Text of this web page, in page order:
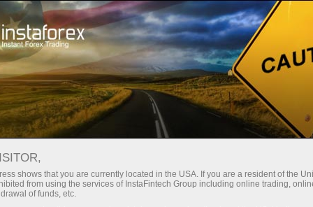
عن إنستافوركس إنستا سبورت
فريق لوبريس إنستافوركس
Loprais Team Video
فيديو فريق لوبريس إنستافوركس
shows that you are currently located in the USA. If you are a resident of the
from using the services of InstaFintech Group including online trading,
of funds, etc.